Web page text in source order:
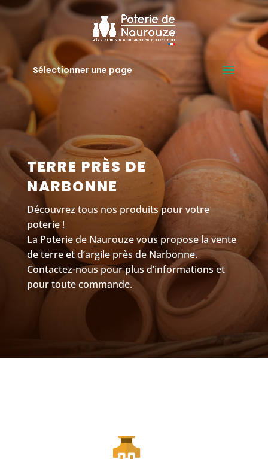
Sélectionner une page
TERRE PRÈS DE
NARBONNE
Découvrez tous nos produits pour votre
poterie !
La Poterie de Naurouze vous propose la vente
de terre et d’argile près de Narbonne.
Contactez-nous pour plus d’informations et
pour toute commande.